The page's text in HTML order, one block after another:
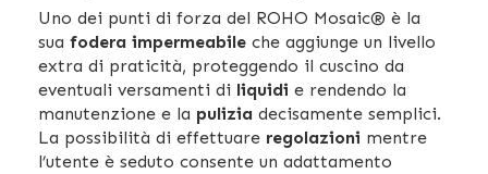
Uno dei punti di forza del ROHO Mosaic® è la
sua fodera impermeabile che aggiunge un livello
extra di praticità, proteggendo il cuscino da
eventuali versamenti di liquidi e rendendo la
manutenzione e la pulizia decisamente semplici.
La possibilità di effettuare regolazioni mentre
l’utente è seduto consente un adattamento